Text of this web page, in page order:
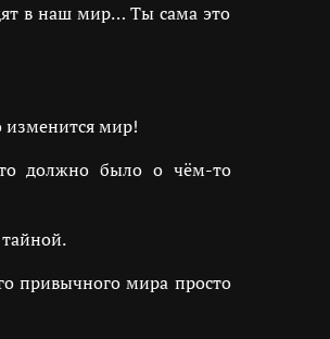
в наш мир… Ты сама это
изменится мир!
должно было о чём-то
привычного мира просто